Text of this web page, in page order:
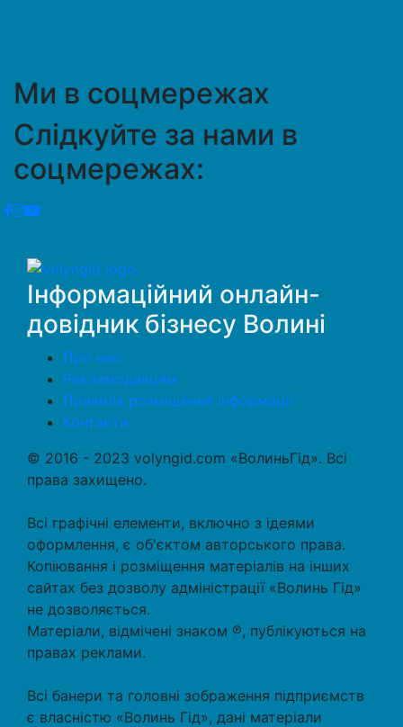
Ми в соцмережах
Слідкуйте за нами в
соцмережах:
Інформаційний онлайн-
довідник бізнесу Волині
Про нас
Рекламодавцям
Правила розміщення інформації
Контакти
© 2016 - 2023 volyngid.com «ВолиньГід». Всі
права захищено.
Всі графічні елементи, включно з ідеями
оформлення, є об'єктом авторського права.
Копіювання і розміщення матеріалів на інших
сайтах без дозволу адміністрації «Волинь Гід»
не дозволяється.
Матеріали, відмічені знаком ℗, публікуються на
правах реклами.
Всі банери та головні зображення підприємств
є власністю «Волинь Гід», дані матеріали